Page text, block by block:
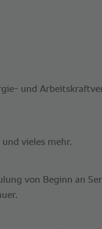
und
vieles mehr.
von Beginn an